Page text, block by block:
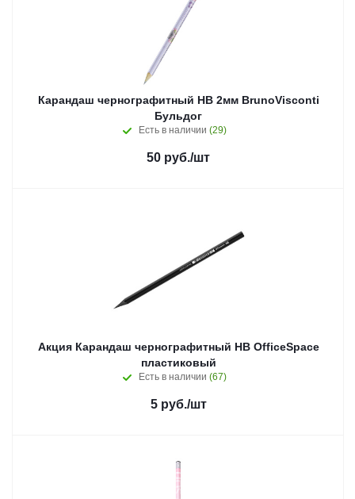
Карандаш чернографитный НB 2мм BrunoVisconti
Бульдог
Есть в наличии (29)
50 руб./шт
Акция Карандаш чернографитный HB OfficeSpace
пластиковый
Есть в наличии (67)
5руб./шт